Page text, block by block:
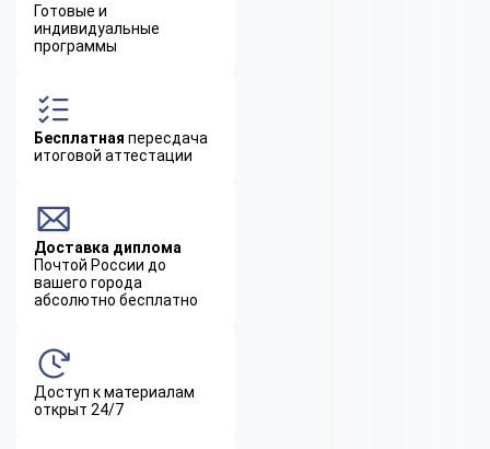
Готовые и
индивидуальные
программы
Бесплатная пересдача
итоговой аттестации
Доставка диплома
Почтой России до
вашего города
абсолютно бесплатно
Доступ к материалам
открыт 24/7